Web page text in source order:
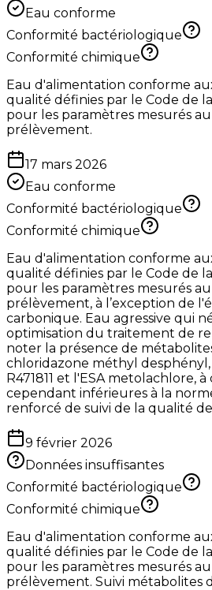
Eau conforme
Conformité bactériologique
Conformité chimique
Eau d'alimentation conforme
qualité définies par le Code de
pour les paramètres mesurés
prélèvement.
17 mars 2026
Eau conforme
Conformité bactériologique
Conformité chimique
Eau d'alimentation conforme
qualité définies par le Code de
pour les paramètres mesurés
prélèvement, à l’exception de
carbonique. Eau agressive qui
optimisation du traitement de
noter la présence de
chloridazone méthyl
R471811 et l'ESA metolachlore,
cependant inférieures à la
renforcé de suivi de la qualité
9 février 2026
Données insuffisantes
Conformité bactériologique
Conformité chimique
Eau d'alimentation conforme
qualité définies par le Code de
pour les paramètres mesurés
prélèvement. Suivi métabolites